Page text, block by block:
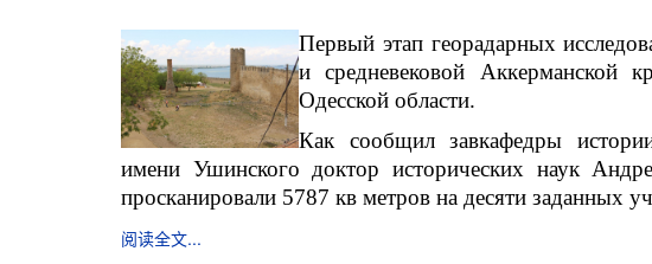
Первый этап георадарных
и средневековой Аккерманской
Одесской области.
Как сообщил завкафедры
имени Ушинского доктор исторических наук
просканировали 5787 кв метров на десяти заданных
阅读全文...